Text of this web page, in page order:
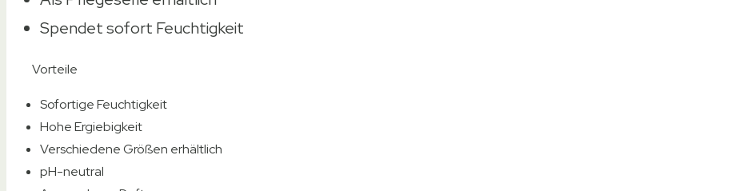
Spendet sofort Feuchtigkeit
Vorteile
Sofortige Feuchtigkeit
Hohe Ergiebigkeit
Verschiedene Größen erhältlich
pH-neutral